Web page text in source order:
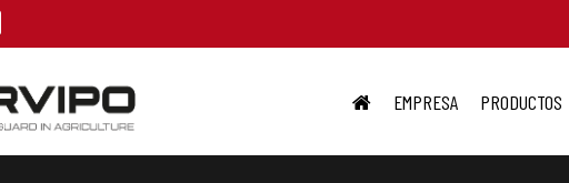
EMPRESA PRODUCTOS